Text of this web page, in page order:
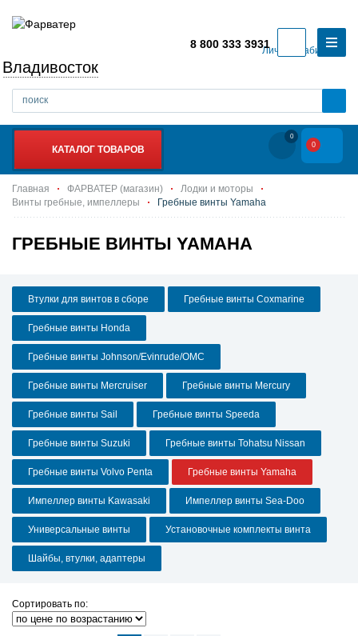
Личный кабинет
Владивосток
8 800 333 3931
КАТАЛОГ ТОВАРОВ
0
0
Главная ФАРВАТЕР (магазин)
Лодки и моторы
Винты гребные, импеллеры
Гребные винты Yamaha
ГРЕБНЫЕ ВИНТЫ YAMAHA
Втулки для винтов в сборе Гребные винты Coxmarine
Гребные винты Honda
Гребные винты Johnson/Evinrude/OMC
Гребные винты Mercruiser Гребные винты Mercury
Гребные винты Sail Гребные винты Speeda
Гребные винты Suzuki Гребные винты Tohatsu Nissan
Гребные винты Volvo Penta Гребные винты Yamaha
Импеллер винты Kawasaki Импеллер винты Sea-Doo
Универсальные винты Установочные комплекты винта
Шайбы, втулки, адаптеры
Сортировать по: